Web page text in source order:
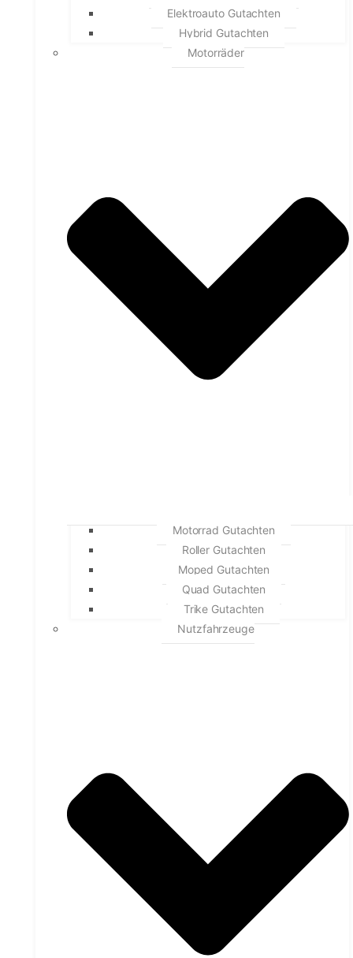
Elektroauto Gutachten
Hybrid Gutachten
Motorräder
Motorrad Gutachten
Roller Gutachten
Moped Gutachten
Quad Gutachten
Trike Gutachten
Nutzfahrzeuge